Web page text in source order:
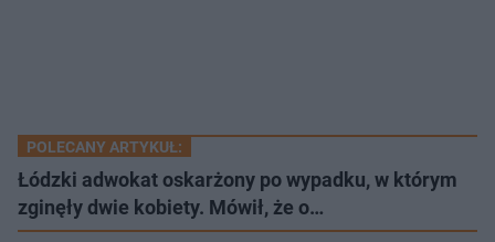
POLECANY ARTYKUŁ:
Łódzki adwokat oskarżony po wypadku, w którym
zginęły dwie kobiety. Mówił, że o…